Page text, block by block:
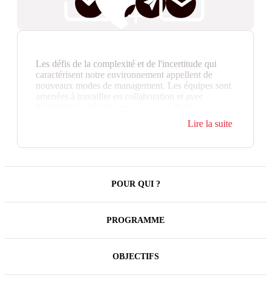
Les défis de la complexité et de l'incertitude qui
caractérisent notre environnement appellent de
nouveaux modes de management. Les équipes sont
amenées à travailler en collaboration et avec
promoteur et facilitateur d'une culture plus agile qui
encourage l'innovation et contribue à la performance
pour exercer ce rôle particulier.
Lire la suite
POUR QUI ?
PROGRAMME
OBJECTIFS